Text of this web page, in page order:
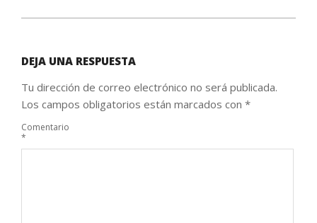
DEJA UNA RESPUESTA
Tu dirección de correo electrónico no será publicada.
Los campos obligatorios están marcados con *
Comentario
*